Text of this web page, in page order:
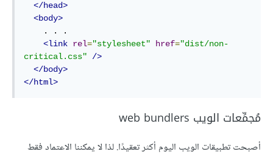
</head>
<body>
<link rel="stylesheet" href="dist/non-
critical.css"
/>
</body>
</html>
مُجمِّعات الويب web bundlers
أصبحت تطبيقات الويب اليوم أكثر تعقيدًا. لذا لا يمكننا الاعتماد فقط